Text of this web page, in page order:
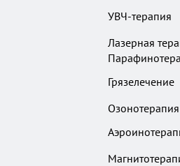
УВЧ-терапия
Лазерная
Грязелечение
Озонотерапия